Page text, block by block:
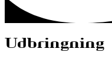
Udbringning